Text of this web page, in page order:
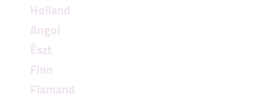
Holland
Angol
Észt
Finn
Flamand